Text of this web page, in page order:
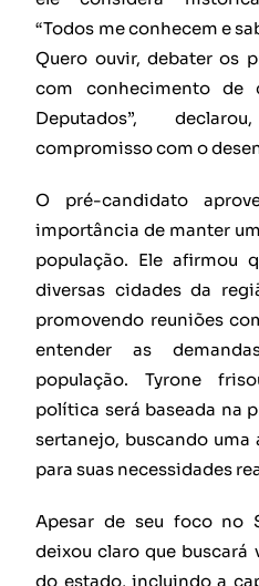
“Todos me conhecem e
Quero ouvir, debater os
com conhecimento de
Deputados”,
compromisso com o
O pré-candidato
importância de manter
população. Ele afirmou
diversas cidades da
promovendo reuniões
entender as
população. Tyrone
política será baseada na
sertanejo, buscando
para suas necessidades
Apesar de seu foco no
deixou claro que buscará
do estado, incluindo a